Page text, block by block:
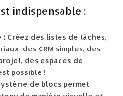
indispensable :
: Créez des listes de tâches,
des CRM simples, des
des espaces de
possible !
de blocs permet